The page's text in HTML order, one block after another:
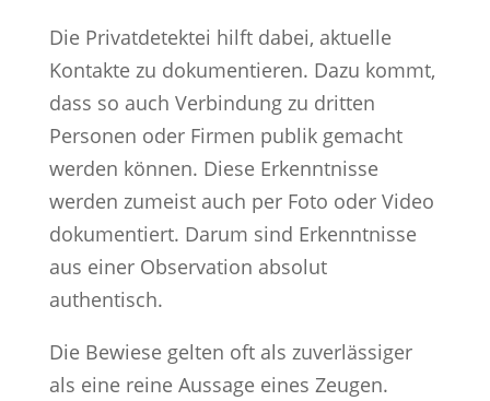
Die Privatdetektei hilft dabei, aktuelle
Kontakte zu dokumentieren. Dazu kommt,
dass so auch Verbindung zu dritten
Personen oder Firmen publik gemacht
werden können. Diese Erkenntnisse
werden zumeist auch per Foto oder Video
dokumentiert. Darum sind Erkenntnisse
aus einer Observation absolut
authentisch.
Die Bewiese gelten oft als zuverlässiger
als eine reine Aussage eines Zeugen.